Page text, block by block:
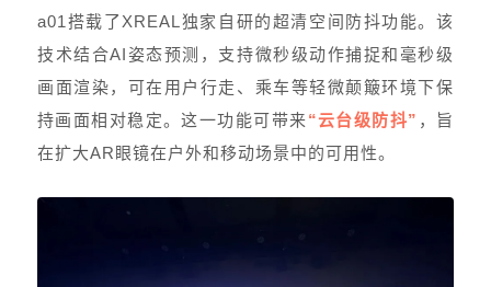
a01搭载了XREAL独家自研的超清空间防抖功能。该
技术结合AI姿态预测，支持微秒级动作捕捉和毫秒级
画面渲染，可在用户行走、乘车等轻微颠簸环境下保
持画面相对稳定。这一功能可带来“云台级防抖” ，旨
在扩大AR眼镜在户外和移动场景中的可用性。